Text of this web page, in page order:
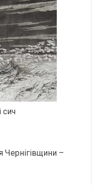
сич
Чернігівщини –